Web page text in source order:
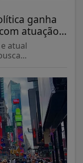
ganha
atuação...
atual